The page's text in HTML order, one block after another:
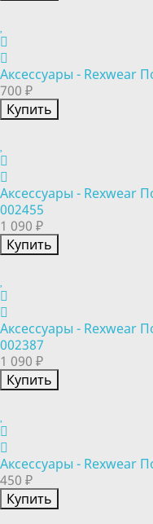
Аксессуары - Rexwear
700 ₽
Купить
Аксессуары - Rexwear
002455
1 090 ₽
Купить
Аксессуары - Rexwear
002387
1 090 ₽
Купить
Аксессуары - Rexwear
450 ₽
Купить